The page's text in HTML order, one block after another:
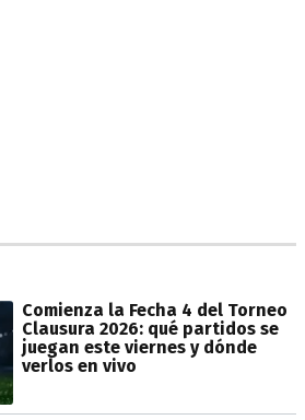
Comienza la Fecha 4 del Torneo
Clausura 2026: qué partidos se
juegan este viernes y dónde
verlos en vivo